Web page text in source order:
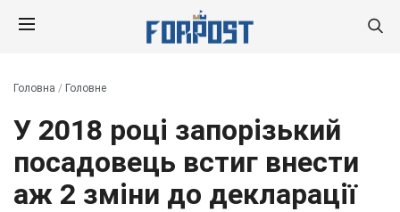
Головна / Головне
У 2018 році запорізький
посадовець встиг внести
аж 2 зміни до декларації